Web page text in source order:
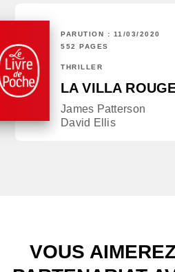
PARUTION : 11/03/2020
552 PAGES
THRILLER
LA VILLA
James Patterson
David Ellis
VOUS